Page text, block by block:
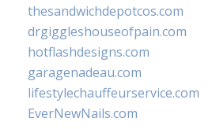
thesandwichdepotcos.com
drgiggleshouseofpain.com
hotflashdesigns.com
garagenadeau.com
lifestylechauffeurservice.com
EverNewNails.com